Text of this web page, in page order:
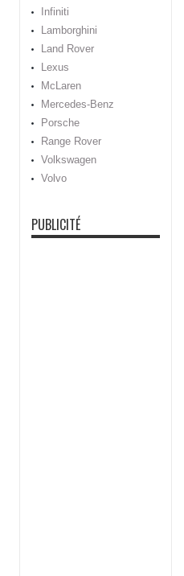
Infiniti
Lamborghini
Land Rover
Lexus
McLaren
Mercedes-Benz
Porsche
Range Rover
Volkswagen
Volvo
PUBLICITÉ